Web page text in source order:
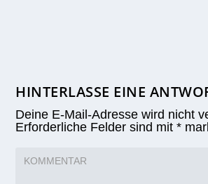
HINTERLASSE EINE
Deine E-Mail-Adresse wird nicht
Erforderliche Felder sind mit*